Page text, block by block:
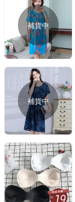
補貨中
補貨中